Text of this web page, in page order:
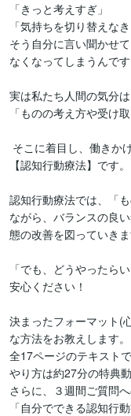
「きっと考えすぎ」
「気持ちを切り替えなき
そう自分に言い聞かせ
なくなってしまうんです
実は私たち人間の気分は
「ものの考え方や受け
【認知行動療法】です。
認知行動療法では、「
ながら、バランスの良
態の改善を図っていきま
「でも、どうやったら
安心ください！
決まったフォーマット(
な方法をお教えします。
全17ページのテキスト
やり方は約27分の特典
さらに、３週間ご質問
「自分でできる認知行